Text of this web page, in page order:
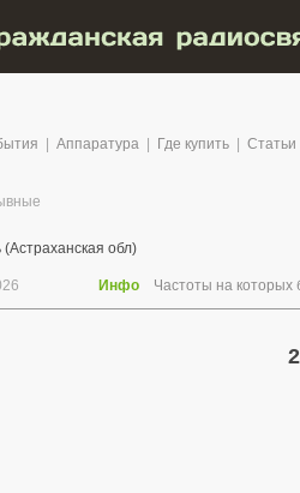
Аппаратура Где купить Статьи
(Астраханская обл)
Инфо Частоты на которых